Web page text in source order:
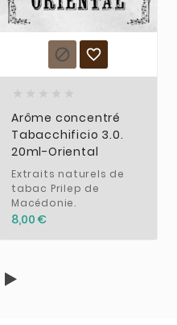
 
Arôme concentré
Tabacchificio 3.0.
20ml-Oriental
Extraits naturels de
tabac Prilep de
Macédonie.
8,00 €